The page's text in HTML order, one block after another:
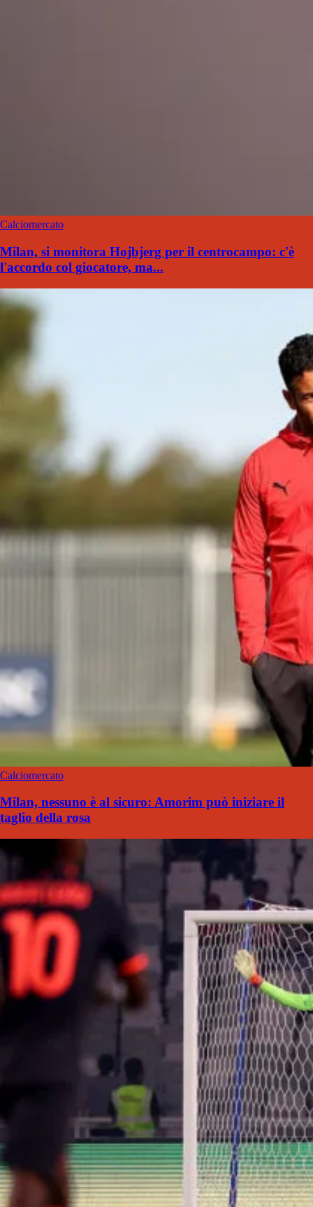
Calciomercato
Milan, si monitora Hojbjerg per il centrocampo: c'è
l'accordo col giocatore, ma...
Calciomercato
Milan, nessuno è al sicuro: Amorim può iniziare il
taglio della rosa